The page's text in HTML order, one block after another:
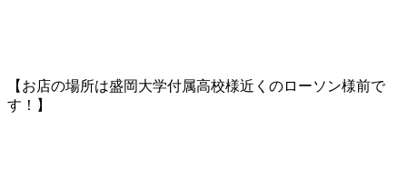
【お店の場所は盛岡大学付属高校様近くのローソン様前で
す！】